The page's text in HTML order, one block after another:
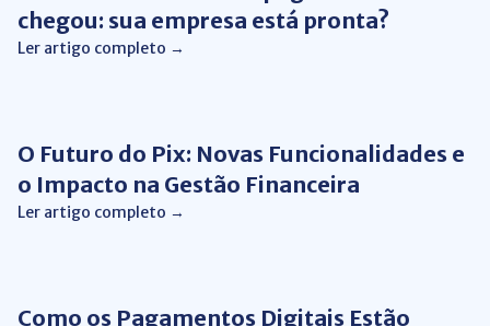
chegou: sua empresa está pronta?
Ler artigo completo →
O Futuro do Pix: Novas Funcionalidades e
o Impacto na Gestão Financeira
Ler artigo completo →
Como os Pagamentos Digitais Estão